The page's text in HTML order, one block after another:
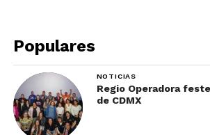
rincones con aires coloniales. Su
es uno de los mejores de la ciudad.
Ojo: no hay elevador y algunas
(interiores) no tienen ventana
Populares
NOTICIAS
Regio Operadora
de CDMX